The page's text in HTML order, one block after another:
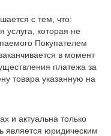
с тем, что:
услуга, которая не
Покупателем
в момент
платежа за
товара указанную на
и актуальна только
является юридическим